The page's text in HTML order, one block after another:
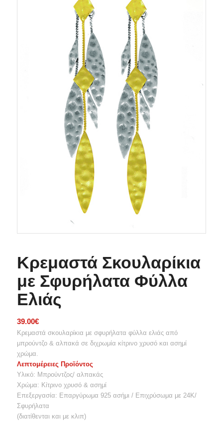
Κρεμαστά Σκουλαρίκια
με Σφυρήλατα Φύλλα
Ελιάς
39.00€
Κρεμαστά σκουλαρίκια με σφυρήλατα φύλλα ελιάς από
μπρούντζο & αλπακά σε διχρωμία κίτρινο χρυσό και ασημί
χρώμα.
Λεπτομέρειες Προϊόντος
Υλικό: Μπρούντζος/ αλπακάς
Χρώμα: Κίτρινο χρυσό & ασημί
Επεξεργασία: Επαργύρωμα 925 ασήμι / Επιχρύσωμα με 24Κ/
Σφυρήλατα
(διατίθενται και με κλιπ)